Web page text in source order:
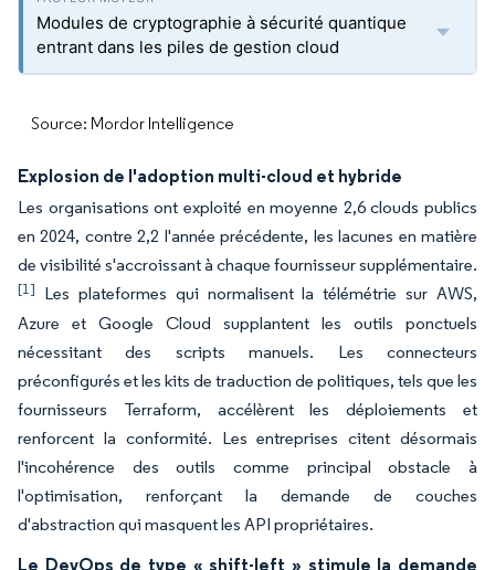
Modules de cryptographie à sécurité quantique
entrant dans les piles de gestion cloud
Source: Mordor Intelligence
Explosion de l'adoption multi-cloud et hybride
Les organisations ont exploité en moyenne 2,6 clouds publics
en 2024, contre 2,2 l'année précédente, les lacunes en matière
de visibilité s'accroissant à chaque fournisseur supplémentaire.
[1] Les plateformes qui normalisent la télémétrie sur AWS,
Azure et Google Cloud supplantent les outils ponctuels
nécessitant des scripts manuels. Les connecteurs
préconfigurés et les kits de traduction de politiques, tels que les
fournisseurs Terraform, accélèrent les déploiements et
renforcent la conformité. Les entreprises citent désormais
l'incohérence des outils comme principal obstacle à
l'optimisation, renforçant la demande de couches
d'abstraction qui masquent les API propriétaires.
Le DevOps de type « shift-left » stimule la demande